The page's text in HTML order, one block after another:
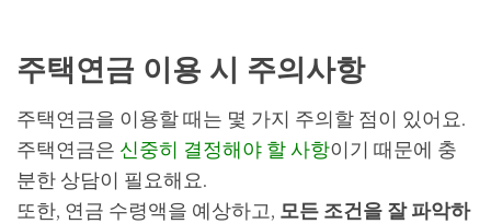
주택연금 이용 시 주의사항
주택연금을 이용할 때는 몇 가지 주의할 점이 있어요.
주택연금은 신중히 결정해야 할 사항이기 때문에 충
분한 상담이 필요해요.
또한, 연금 수령액을 예상하고, 모든 조건을 잘 파악하